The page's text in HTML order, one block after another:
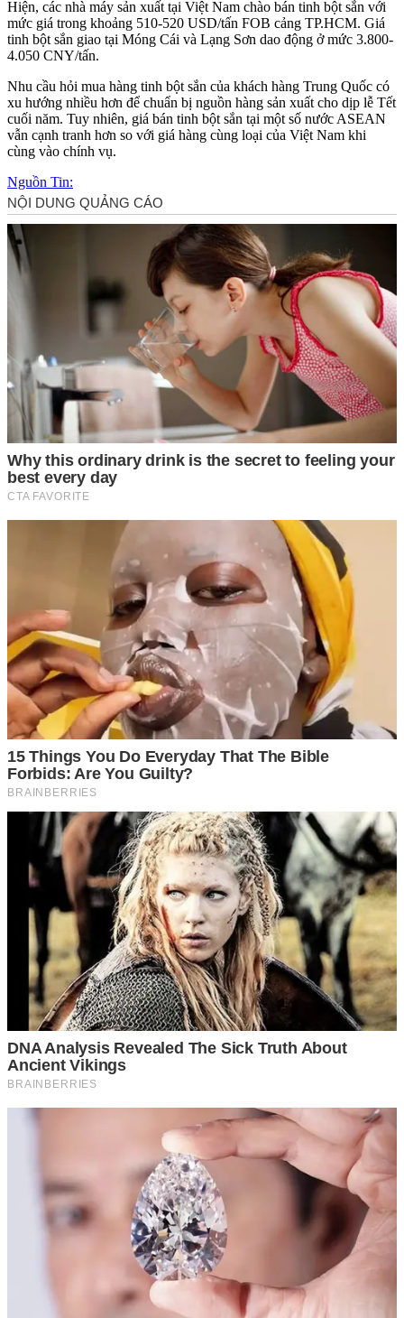
Hiện, các nhà máy sản xuất tại Việt Nam chào bán tinh bột sắn với
mức giá trong khoảng 510-520 USD/tấn FOB cảng TP.HCM. Giá
tinh bột sắn giao tại Móng Cái và Lạng Sơn dao động ở mức 3.800-
4.050 CNY/tấn.
Nhu cầu hỏi mua hàng tinh bột sắn của khách hàng Trung Quốc có
xu hướng nhiều hơn để chuẩn bị nguồn hàng sản xuất cho dịp lễ Tết
cuối năm. Tuy nhiên, giá bán tinh bột sắn tại một số nước ASEAN
vẫn cạnh tranh hơn so với giá hàng cùng loại của Việt Nam khi
cùng vào chính vụ.
Nguồn Tin: